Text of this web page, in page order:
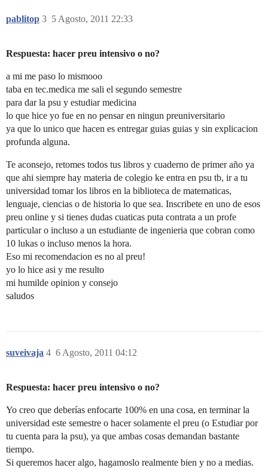
pablitop 5 Agosto, 2011 22:33
3
Respuesta: hacer preu intensivo o no?
a mi me paso lo mismooo
taba en tec.medica me sali el segundo semestre
para dar la psu y estudiar medicina
lo que hice yo fue en no pensar en ningun preuniversitario
ya que lo unico que hacen es entregar guias guias y sin explicacion
profunda alguna.
Te aconsejo, retomes todos tus libros y cuaderno de primer año ya
que ahi siempre hay materia de colegio ke entra en psu tb, ir a tu
universidad tomar los libros en la biblioteca de matematicas,
lenguaje, ciencias o de historia lo que sea. Inscribete en uno de esos
preu online y si tienes dudas cuaticas puta contrata a un profe
particular o incluso a un estudiante de ingenieria que cobran como
10 lukas o incluso menos la hora.
Eso mi recomendacion es no al preu!
yo lo hice asi y me resulto
mi humilde opinion y consejo
saludos
suveivaja 6 Agosto, 2011 04:12
4
Respuesta: hacer preu intensivo o no?
Yo creo que deberías enfocarte 100% en una cosa, en terminar la
universidad este semestre o hacer solamente el preu (o Estudiar por
tu cuenta para la psu), ya que ambas cosas demandan bastante
tiempo.
Si queremos hacer algo, hagamoslo realmente bien y no a medias.